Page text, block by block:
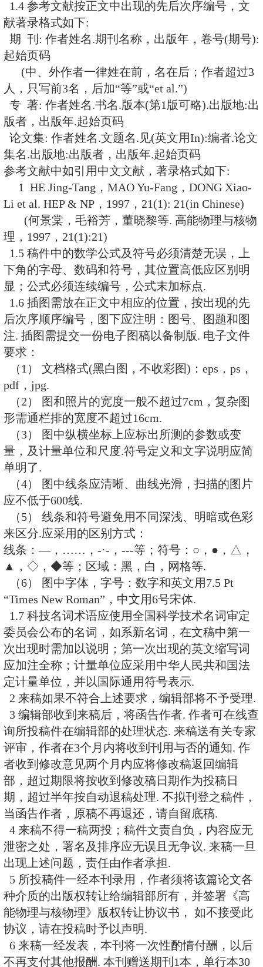
T. T. S. Kuo (郭子斯)
Professor, Department of Physics,
Brook, Stony Brook, NY 11794-
S. Kurokawa(黑川真一)
Professor, Accelerator Laboratory,
Accelerator Research Organization
Tsukuba-shi, Ibaraki-ken, 305-0801
B. A. Li(李宝安)
Professor, Department of Chemistry
O. Box 419, Arkansas State
0419, USA
T. C. Meng (孟大中)
Professor, Institut für Theoretische
University Berlin, Arnimalle 14D-
Germany
W. N?renberg
Professor, GSI, Planckstr.1, D-64291
Germany
S. Olsen
Professor, Department of Physics &
University of Hawaii at Manoa,
Correa Road, Honolulu, HI 96822,
J. Peter
Professor, Laboratoire de Physique
Caen LPC/ENSICAEN, 6 Boulevard
Juin, 14050 Caen cedex, France
F. Takasaki(高崎史彦)
Professor, High Energy Accelerator
Organization (KEK), Oho 1-
ken, 305-0801 Japan
W. H. Toki
Professor, Department of Physics,
University, Fort Collins, Colorado
B. L. Young(杨炳麟)
Professor, Alpha HEP Group,
& Astronomy, Iowa State University,
50011-3160, USA
R. Y. Zhu(朱人元)
Professor, 256-48, HEP, Caltech,
91125,USA
投稿要求